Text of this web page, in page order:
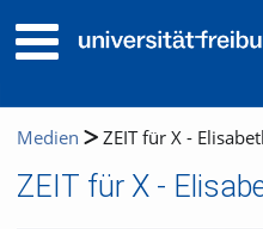
Medien ZEIT für X -